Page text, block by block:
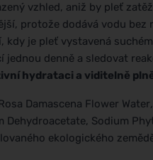
vzhled, aniž by pleť
protože dodává vodu
kdy je pleť vystavená
jednou denně a sledovat
hydrataci a viditelně
Damascena Flower Water
Dehydroacetate, Sodium
ekologického